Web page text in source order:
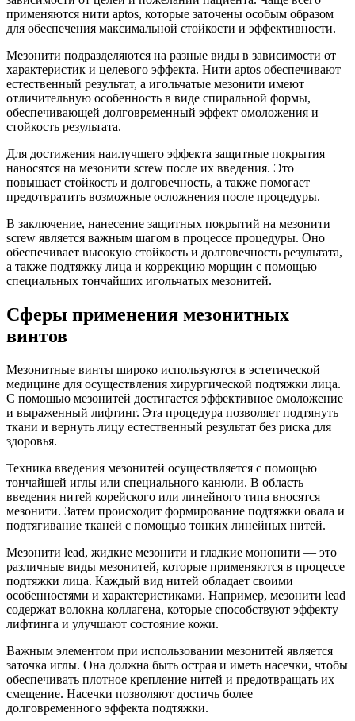
применяются нити aptos, которые заточены особым образом
для обеспечения максимальной стойкости и эффективности.
Мезонити подразделяются на разные виды в зависимости от
характеристик и целевого эффекта. Нити aptos обеспечивают
естественный результат, а игольчатые мезонити имеют
отличительную особенность в виде спиральной формы,
обеспечивающей долговременный эффект омоложения и
стойкость результата.
Для достижения наилучшего эффекта защитные покрытия
наносятся на мезонити screw после их введения. Это
повышает стойкость и долговечность, а также помогает
предотвратить возможные осложнения после процедуры.
В заключение, нанесение защитных покрытий на мезонити
screw является важным шагом в процессе процедуры. Оно
обеспечивает высокую стойкость и долговечность результата,
а также подтяжку лица и коррекцию морщин с помощью
специальных тончайших игольчатых мезонитей.
Сферы применения мезонитных
винтов
Мезонитные винты широко используются в эстетической
медицине для осуществления хирургической подтяжки лица.
С помощью мезонитей достигается эффективное омоложение
и выраженный лифтинг. Эта процедура позволяет подтянуть
ткани и вернуть лицу естественный результат без риска для
здоровья.
Техника введения мезонитей осуществляется с помощью
тончайшей иглы или специального канюли. В область
введения нитей корейского или линейного типа вносятся
мезонити. Затем происходит формирование подтяжки овала и
подтягивание тканей с помощью тонких линейных нитей.
Мезонити lead, жидкие мезонити и гладкие мононити — это
различные виды мезонитей, которые применяются в процессе
подтяжки лица. Каждый вид нитей обладает своими
особенностями и характеристиками. Например, мезонити lead
содержат волокна коллагена, которые способствуют эффекту
лифтинга и улучшают состояние кожи.
Важным элементом при использовании мезонитей является
заточка иглы. Она должна быть острая и иметь насечки, чтобы
обеспечивать плотное крепление нитей и предотвращать их
смещение. Насечки позволяют достичь более
долговременного эффекта подтяжки.